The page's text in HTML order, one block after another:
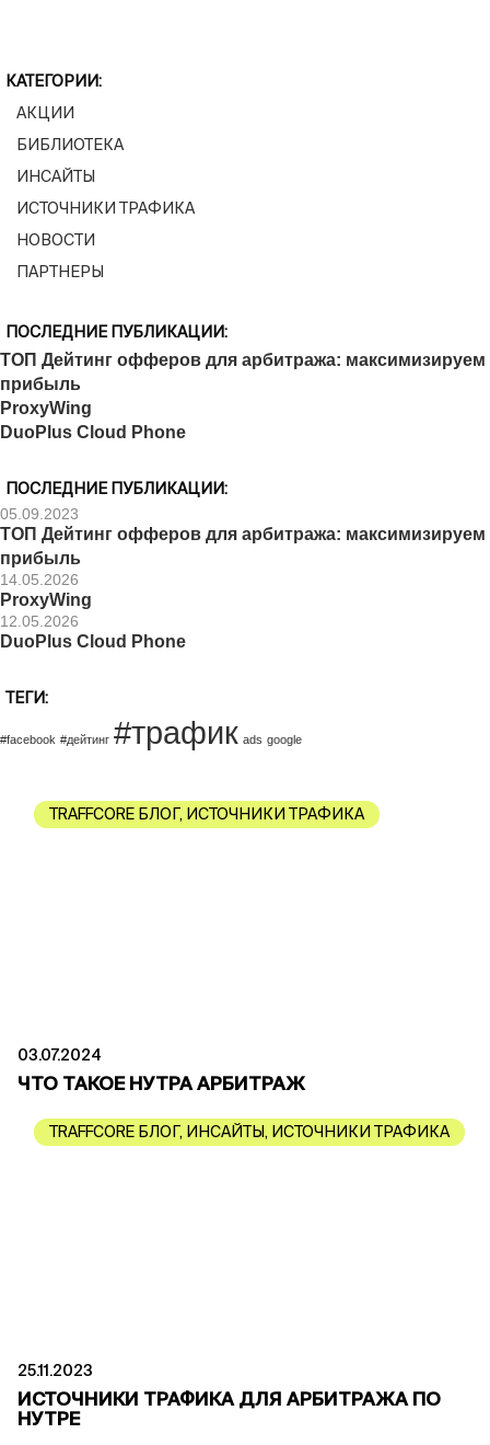
КАТЕГОРИИ:
АКЦИИ
БИБЛИОТЕКА
ИНСАЙТЫ
ИСТОЧНИКИ ТРАФИКА
НОВОСТИ
ПАРТНЕРЫ
ПОСЛЕДНИЕ ПУБЛИКАЦИИ:
ТОП Дейтинг офферов для арбитража: максимизируем
прибыль
ProxyWing
DuoPlus Cloud Phone
ПОСЛЕДНИЕ ПУБЛИКАЦИИ:
05.09.2023
ТОП Дейтинг офферов для арбитража: максимизируем
прибыль
14.05.2026
ProxyWing
12.05.2026
DuoPlus Cloud Phone
ТЕГИ:
#facebook #дейтинг #трафик ads google
TRAFFCORE БЛОГ, ИСТОЧНИКИ ТРАФИКА
03.07.2024
ЧТО ТАКОЕ НУТРА АРБИТРАЖ
TRAFFCORE БЛОГ, ИНСАЙТЫ , ИСТОЧНИКИ ТРАФИКА
25.11.2023
ИСТОЧНИКИ ТРАФИКА ДЛЯ АРБИТРАЖА ПО
НУТРЕ